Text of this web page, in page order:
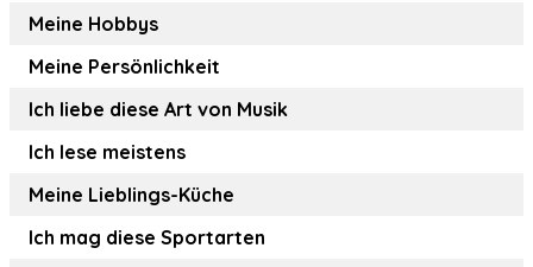
Meine Hobbys
Meine Persönlichkeit
Ich liebe diese Art von Musik
Ich lese meistens
Meine Lieblings-Küche
Ich mag diese Sportarten